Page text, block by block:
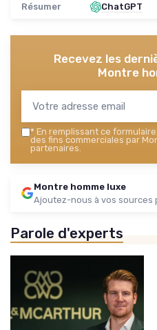
Résumer ChatGPT
Recevez les
Montre
* En remplissant ce
des fins commerciales par
partenaires.
Montre homme luxe
Ajoutez-nous à vos sources
Parole d'experts